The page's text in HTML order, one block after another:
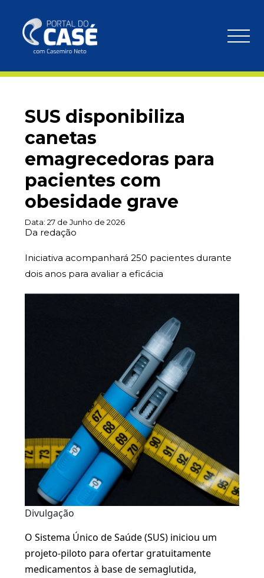
SUS disponibiliza
canetas
emagrecedoras para
pacientes com
obesidade grave
Data: 27 de Junho de 2026
Da redação
Iniciativa acompanhará 250 pacientes durante
dois anos para avaliar a eficácia
Divulgação
O Sistema Único de Saúde (SUS) iniciou um
projeto-piloto para ofertar gratuitamente
medicamentos à base de semaglutida,